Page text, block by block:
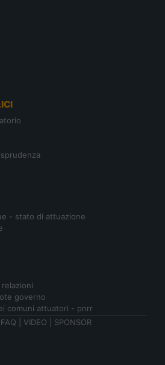
- stato di attuazione
governo
comuni attuatori - pnrr
FAQ VIDEO SPONSOR